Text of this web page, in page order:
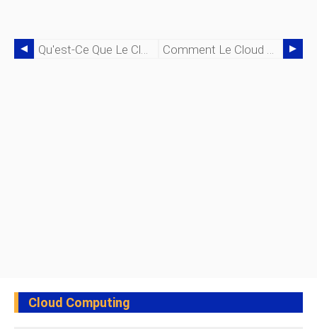
Qu'est-Ce Que Le Cloud Computing Et Comment Fonctionne Le Cloud ? Comment Le Cloud Computing Profite-T-Il À Votre Organisation ?
Cloud Computing